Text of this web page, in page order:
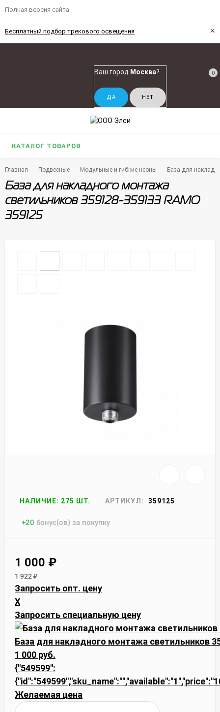
Полная версия сайта
Бесплатный подбор трекового освещения ×
Ваш город Москва? 0
КАТАЛОГ ТОВАРОВ
Главная Подвесные Модульные и гибкие неоны База для
База для накладного монтажа
светильников 359128-359133 RAMO
359125
НАЛИЧИЕ: 275 ШТ. АРТИКУЛ: 359125
+20 бонус(ов) за покупку
1 000 ₽
1 922₽
Запросить опт. цену
X
Запросить специальную цену
База для накладного монтажа светильников
1 000 руб.
{"549599":
Желаемая цена